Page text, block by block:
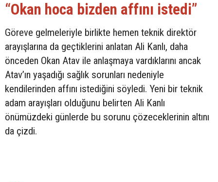
“Okan hoca bizden affını istedi”
Göreve gelmeleriyle birlikte hemen teknik direktör
arayışlarına da geçtiklerini anlatan Ali Kanlı, daha
önceden Okan Atav ile anlaşmaya vardıklarını ancak
Atav’ın yaşadığı sağlık sorunları nedeniyle
kendilerinden affını istediğini söyledi. Yeni bir teknik
adam arayışları olduğunu belirten Ali Kanlı
önümüzdeki günlerde bu sorunu çözeceklerinin altını
da çizdi.